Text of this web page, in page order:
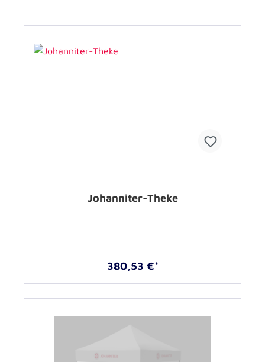
Johanniter-Theke
380,53 €*